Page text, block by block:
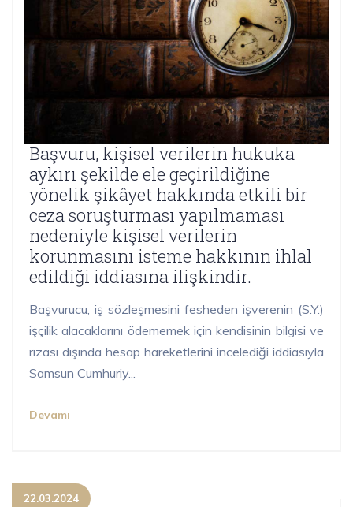
Başvuru, kişisel verilerin hukuka
aykırı şekilde ele geçirildiğine
yönelik şikâyet hakkında etkili bir
ceza soruşturması yapılmaması
nedeniyle kişisel verilerin
korunmasını isteme hakkının ihlal
edildiği iddiasına ilişkindir.
Başvurucu, iş sözleşmesini fesheden işverenin (S.Y.)
işçilik alacaklarını ödememek için kendisinin bilgisi ve
rızası dışında hesap hareketlerini incelediği iddiasıyla
Samsun Cumhuriy...
Devamı
22.03.2024